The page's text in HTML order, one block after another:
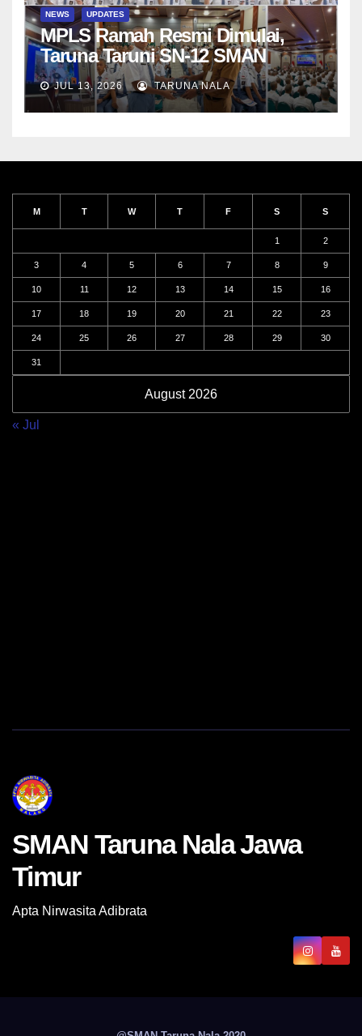
NEWS UPDATES
MPLS Ramah Resmi Dimulai,
Taruna Taruni SN-12 SMAN
Taruna Nala Jawa Timur Siap
Menjalani Tahun Ajaran Baru
JUL 13, 2026 TARUNA NALA
August 2026
M T W T F S S
1 2
3 4 5 6 7 8 9
10 11 12 13 14 15 16
17 18 19 20 21 22 23
24 25 26 27 28 29 30
31
« Jul
SMAN Taruna Nala Jawa
Timur
Apta Nirwasita Adibrata